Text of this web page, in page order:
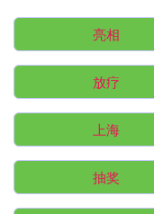
亮相
放疗
上海
抽奖